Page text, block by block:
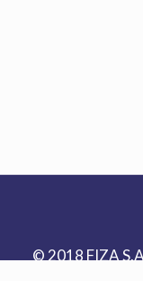
© 2018 FIZA